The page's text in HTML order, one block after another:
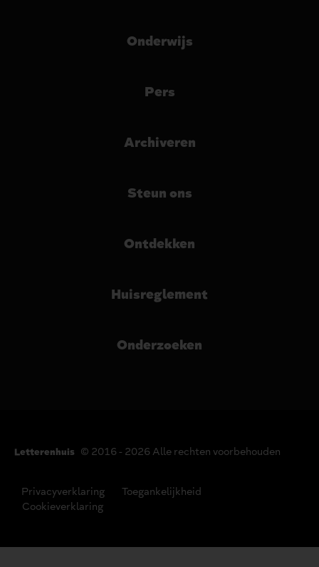
Onderwijs
Pers
Archiveren
Steun ons
Ontdekken
Huisreglement
Onderzoeken
Letterenhuis © 2016 - 2026 Alle rechten voorbehouden
Privacyverklaring
Toegankelijkheid
Cookieverklaring